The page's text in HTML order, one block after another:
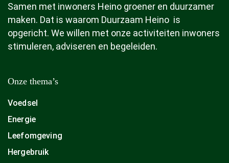
Samen met inwoners Heino groener en duurzamer
maken. Dat is waarom Duurzaam Heino is
opgericht. We willen met onze activiteiten inwoners
stimuleren, adviseren en begeleiden.
Onze thema’s
Voedsel
Energie
Leefomgeving
Hergebruik